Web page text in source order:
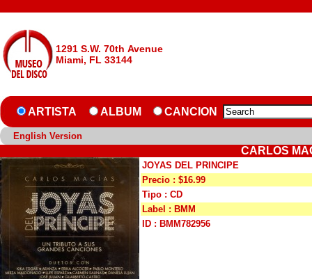
1291 S.W. 70th Avenue
Miami, FL 33144
ARTISTA ALBUM CANCION
English Version
CARLOS
JOYAS DEL PRINCIPE
Precio : $16.99
Tipo : CD
Label : BMM
ID : BMM782956